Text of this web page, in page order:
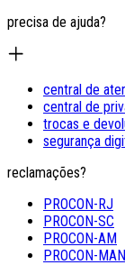
precisa de ajuda?
central de
central de
trocas e
segurança
reclamações?
PROCON-RJ
PROCON-SC
PROCON-AM
PROCON-